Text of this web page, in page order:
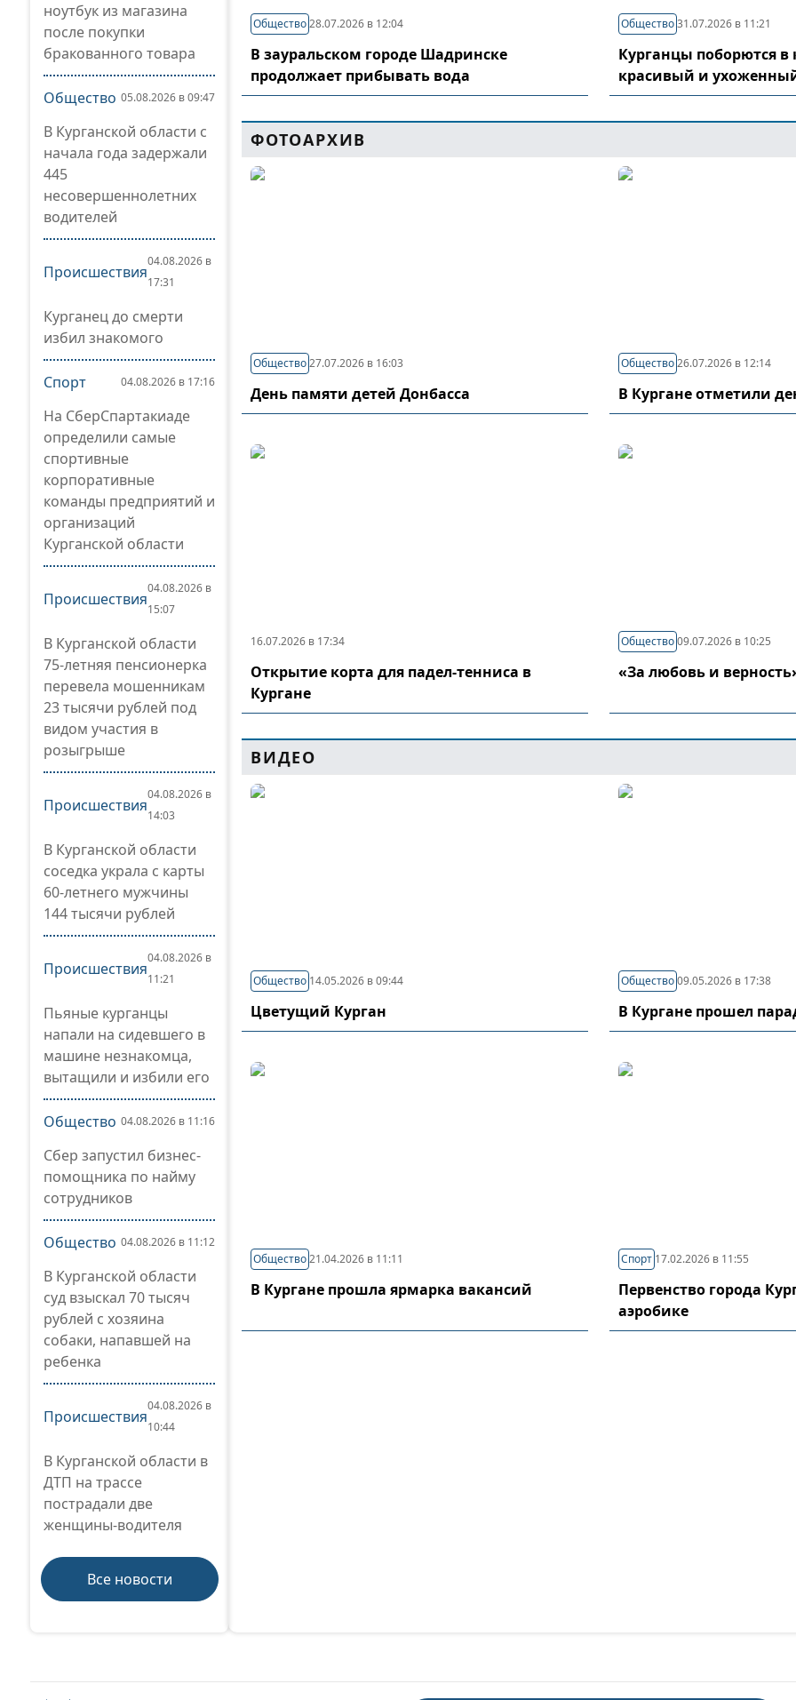
ноутбук из магазина
после покупки
бракованного товара
Общество 05.08.2026 в 09:47
В Курганской области с
начала года задержали
445
несовершеннолетних
водителей
Происшествия
04.08.2026 в
17:31
Курганец до смерти
избил знакомого
Спорт 04.08.2026 в 17:16
На СберСпартакиаде
определили самые
спортивные
корпоративные
команды предприятий и
организаций
Курганской области
Происшествия
04.08.2026 в
15:07
В Курганской области
75-летняя пенсионерка
перевела мошенникам
23 тысячи рублей под
видом участия в
розыгрыше
Происшествия
04.08.2026 в
14:03
В Курганской области
соседка украла с карты
60-летнего мужчины
144 тысячи рублей
Происшествия
04.08.2026 в
11:21
Пьяные курганцы
напали на сидевшего в
машине незнакомца,
вытащили и избили его
Общество 04.08.2026 в 11:16
Сбер запустил бизнес-
помощника по найму
сотрудников
Общество 04.08.2026 в 11:12
В Курганской области
суд взыскал 70 тысяч
рублей с хозяина
собаки, напавшей на
ребенка
Происшествия
04.08.2026 в
10:44
В Курганской области в
ДТП на трассе
пострадали две
женщины-водителя
Все новости
Общество28.07.2026 в 12:04
В зауральском городе Шадринске
продолжает прибывать вода
Общество 31.07.2026 в 11:21
Курганцы поборются
красивый и
ФОТОАРХИВ
Общество27.07.2026 в 16:03
День памяти детей Донбасса
Общество 26.07.2026 в 12:14
В Кургане отметили
16.07.2026 в 17:34
Открытие корта для падел-тенниса в
Кургане
Общество 09.07.2026 в 10:25
«За любовь и
ВИДЕО
Общество 14.05.2026 в 09:44
Цветущий Курган
Общество 09.05.2026 в 17:38
В Кургане прошел
Общество21.04.2026 в 11:11
В Кургане прошла ярмарка вакансий
Спорт 17.02.2026 в 11:55
Первенство города
аэробике